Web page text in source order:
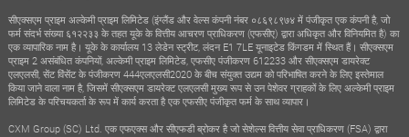
सीएक्सएम प्राइम अल्केमी प्राइम लिमिटेड (इंग्लैंड और वेल्स कंपनी नंबर ०८६९८९७४ में पंजीकृत एक कंपनी है, जो
फर्म संदर्भ संख्या ६१२२३३ के तहत यूके के वित्तीय आचरण प्राधिकरण (एफसीए) द्वारा अधिकृत और विनियमित है) का
एक व्यापारिक नाम है। यूके के कार्यालय 13 लेडेन स्ट्रीट, लंदन E1 7LE यूनाइटेड किंगडम में स्थित हैं। सीएक्सएम
प्राइम 2 असंबंधित कंपनियों, अल्केमी प्राइम लिमिटेड, एफसीए पंजीकरण 612233 और सीएक्सएम डायरेक्ट
एलएलसी, सेंट विंसेंट के पंजीकरण 444एलएलसी2020 के बीच संयुक्त उद्यम को परिभाषित करने के लिए इस्तेमाल
किया जाने वाला नाम है, जिसमें सीएक्सएम डायरेक्ट एलएलसी मुख्य रूप से उन पेशेवर ग्राहकों के लिए अल्केमी प्राइम
लिमिटेड के परिचयकर्ता के रूप में कार्य करता है एक एफसीए पंजीकृत फर्म के साथ व्यापार।
CXM Group (SC) Ltd. एक एफएक्स और सीएफडी ब्रोकर है जो सेशेल्स वित्तीय सेवा प्राधिकरण (FSA) द्वारा